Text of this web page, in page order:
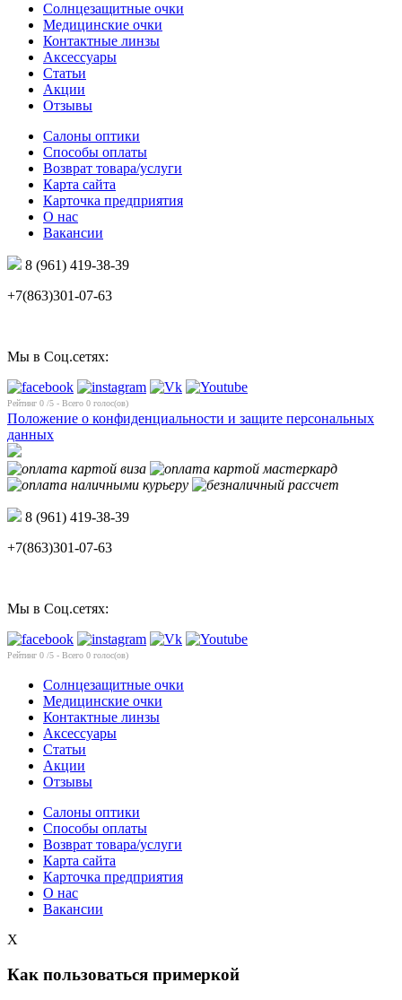
Солнцезащитные очки
Медицинские очки
Контактные линзы
Аксессуары
Статьи
Акции
Отзывы
Салоны оптики
Способы оплаты
Возврат товара/услуги
Карта сайта
Карточка предприятия
О нас
Вакансии
8 (961) 419-38-39
+7(863)301-07-63
Мы в Соц.сетях:
Рейтинг 0 /5 - Всего 0 голос(ов)
Положение о конфиденциальности и защите персональных
данных
8 (961) 419-38-39
+7(863)301-07-63
Мы в Соц.сетях:
Рейтинг 0 /5 - Всего 0 голос(ов)
Солнцезащитные очки
Медицинские очки
Контактные линзы
Аксессуары
Статьи
Акции
Отзывы
Салоны оптики
Способы оплаты
Возврат товара/услуги
Карта сайта
Карточка предприятия
О нас
Вакансии
X
Как пользоваться примеркой